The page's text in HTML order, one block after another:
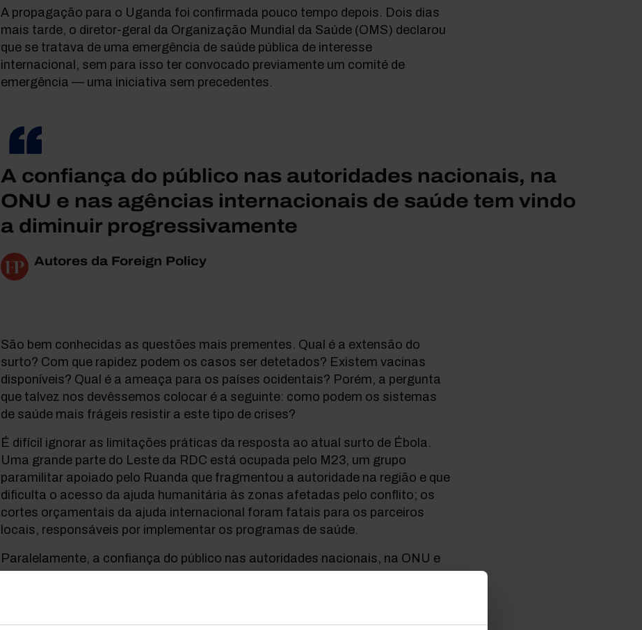
A propagação para o Uganda foi confirmada pouco tempo depois. Dois dias
mais tarde, o diretor-geral da Organização Mundial da Saúde (OMS) declarou
que se tratava de uma emergência de saúde pública de interesse
internacional, sem para isso ter convocado previamente um comité de
emergência — uma iniciativa sem precedentes.
A confiança do público nas autoridades nacionais, na
ONU e nas agências internacionais de saúde tem vindo
a diminuir progressivamente
Autores da Foreign Policy
São bem conhecidas as questões mais prementes. Qual é a extensão do
surto? Com que rapidez podem os casos ser detetados? Existem vacinas
disponíveis? Qual é a ameaça para os países ocidentais? Porém, a pergunta
que talvez nos devêssemos colocar é a seguinte: como podem os sistemas
de saúde mais frágeis resistir a este tipo de crises?
É difícil ignorar as limitações práticas da resposta ao atual surto de Ébola.
Uma grande parte do Leste da RDC está ocupada pelo M23, um grupo
paramilitar apoiado pelo Ruanda que fragmentou a autoridade na região e que
dificulta o acesso da ajuda humanitária às zonas afetadas pelo conflito; os
cortes orçamentais da ajuda internacional foram fatais para os parceiros
locais, responsáveis por implementar os programas de saúde.
Paralelamente, a confiança do público nas autoridades nacionais, na ONU e